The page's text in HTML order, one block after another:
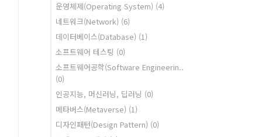
운영체제(Operating System) (4)
네트워크(Network) (6)
데이터베이스(Database) (1)
소프트웨어 테스팅 (0)
소프트웨어공학(Software Engineerin..
(0)
인공지능, 머신러닝, 딥러닝 (0)
메타버스(Metaverse) (1)
디자인패턴(Design Pattern) (0)